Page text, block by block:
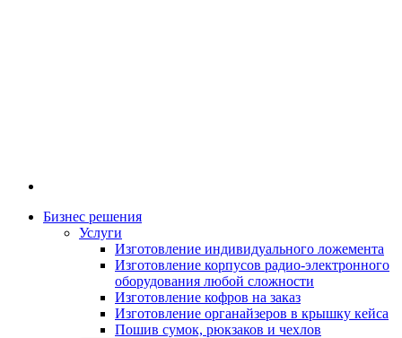
Бизнес решения
Услуги
Изготовление индивидуального ложемента
Изготовление корпусов радио-электронного
оборудования любой сложности
Изготовление кофров на заказ
Изготовление органайзеров в крышку кейса
Пошив сумок, рюкзаков и чехлов